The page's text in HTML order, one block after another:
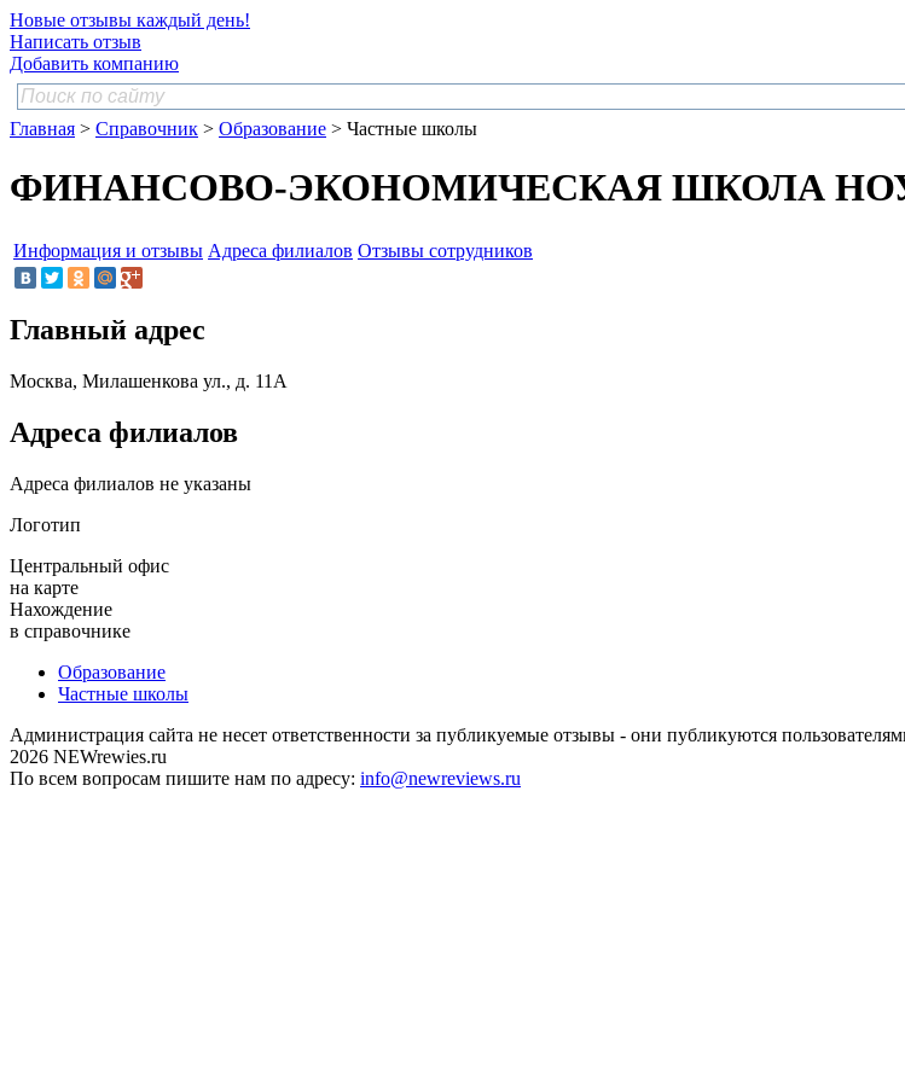
Новые отзывы каждый день!
Написать отзыв
Добавить компанию
Главная > Справочник > Образование > Частные школы
ФИНАНСОВО-ЭКОНОМИЧЕСКАЯ ШКОЛА НОУ —
Информация и отзывы Адреса филиалов Отзывы сотрудников
Главный адрес
Москва, Милашенкова ул., д. 11А
Адреса филиалов
Адреса филиалов не указаны
Логотип
Центральный офис
на карте
Нахождение
в справочнике
Образование
Частные школы
Администрация сайта не несет ответственности за публикуемые отзывы - они публикуются
2026 NEWrewies.ru
По всем вопросам пишите нам по адресу: info@newreviews.ru